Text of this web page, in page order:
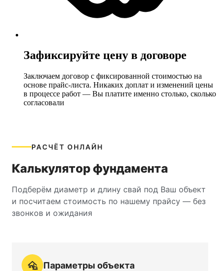
Зафиксируйте цену в договоре
Заключаем договор с фиксированной стоимостью на
основе прайс‑листа. Никаких доплат и изменений цены
в процессе работ — Вы платите именно столько, сколько
согласовали
РАСЧЁТ ОНЛАЙН
Калькулятор фундамента
Подберём диаметр и длину свай под Ваш объект
и посчитаем стоимость по нашему прайсу — без
звонков и ожидания
Параметры объекта